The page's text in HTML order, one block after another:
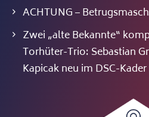
ACHTUNG –
Zwei „alte Bekannte“
Torhüter-Trio: Sebastian
Kapicak neu im DSC-Kader